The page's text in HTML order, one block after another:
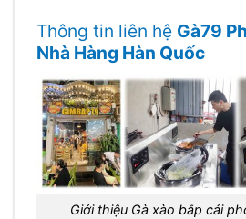
Thông tin liên hệ Gà79
Nhà Hàng Hàn Quốc
Giới thiệu Gà xào bắp cải